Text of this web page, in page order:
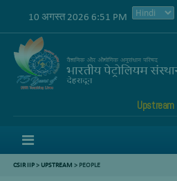
10 अगस्त 2026 6:51 PM
Upstream
CSIR IIP> UPSTREAM > PEOPLE